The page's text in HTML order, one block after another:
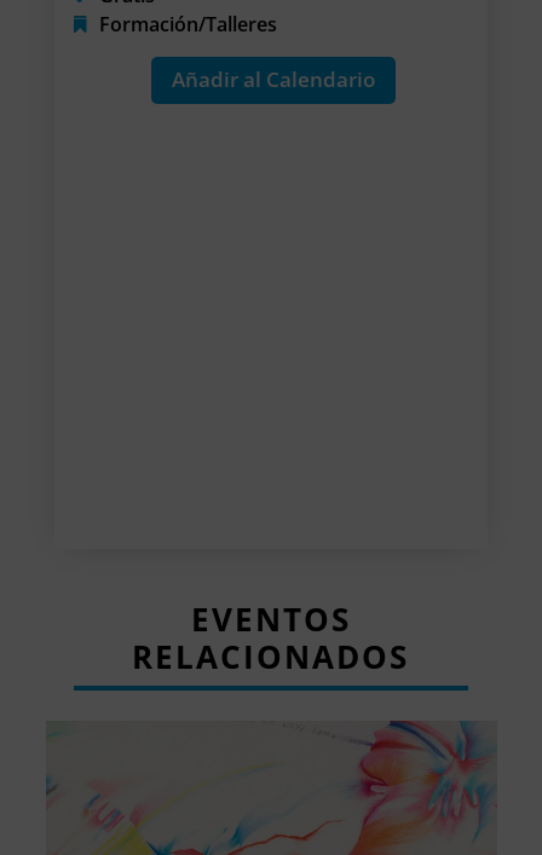
Formación/Talleres
Añadir al Calendario
EVENTOS
RELACIONADOS